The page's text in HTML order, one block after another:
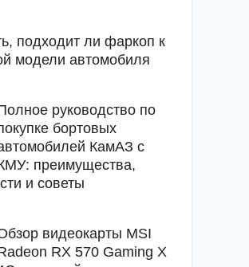
подходит ли фаркоп к
модели автомобиля
руководство по
бортовых
КамАЗ с
преимущества,
и советы
видеокарты MSI
RX 570 Gaming X